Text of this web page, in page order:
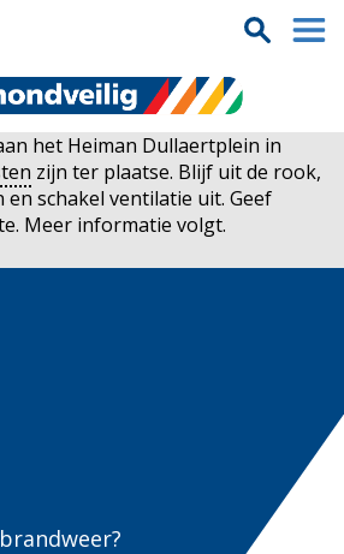
het Heiman Dullaertplein in
zijn ter plaatse. Blijf uit de rook,
schakel ventilatie uit. Geef
Meer informatie volgt.